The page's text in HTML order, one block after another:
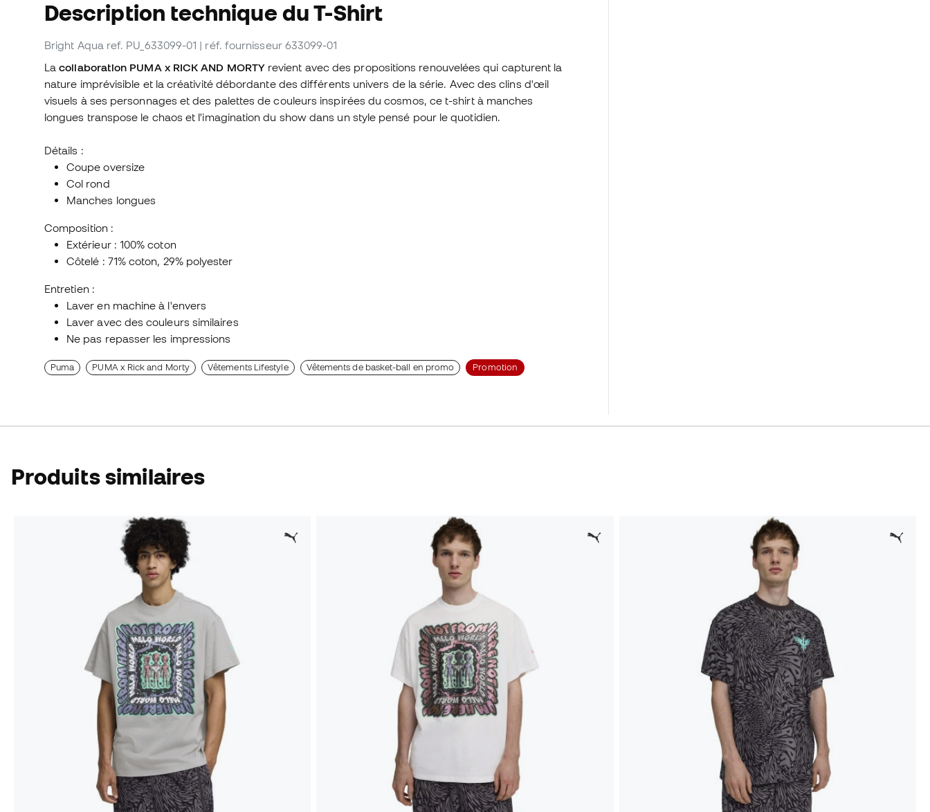
Description technique du T-Shirt
Bright Aqua ref. PU_633099-01 | réf. fournisseur 633099-01
Lacollaboration PUMA x RICK AND MORTYrevient avec des propositions renouvelées qui capturent la
nature imprévisible et la créativité débordante des différents univers de la série. Avec des clins d'œil
visuels à ses personnages et des palettes de couleurs inspirées du cosmos, ce t-shirt à manches
longues transpose le chaos et l'imagination du show dans un style pensé pour le quotidien.
Détails :
Coupe oversize
Col rond
Manches longues
Composition :
Extérieur : 100% coton
Côtelé : 71% coton, 29% polyester
Entretien :
Laver en machine à l'envers
Laver avec des couleurs similaires
Ne pas repasser les impressions
Puma PUMA x Rick and Morty Vêtements Lifestyle Vêtements de basket-ball en promo Promotion
Produits similaires